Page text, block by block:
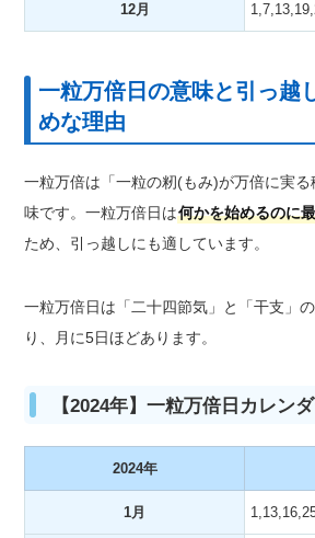
12月
一粒万倍日の意味と引っ越
めな理由
一粒万倍は「一粒の籾(もみ)が万倍に実
味です。一粒万倍日は何かを始めるのに
ため、引っ越しにも適しています。
一粒万倍日は「二十四節気」と「干支」
り、月に5日ほどあります。
【2024年】一粒万倍日カレン
2024年
1月